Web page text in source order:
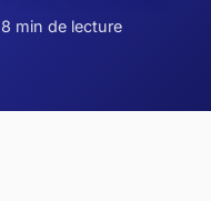
8 min de lecture